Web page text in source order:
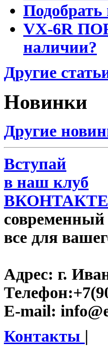
Подобрать
VX-6R
наличии?
Другие
Новинки
Другие
Вступай
в наш клуб
ВКОНТАКТЕ
современный
все для
Адрес: г.
Телефон:
E-mail:
Контакты |